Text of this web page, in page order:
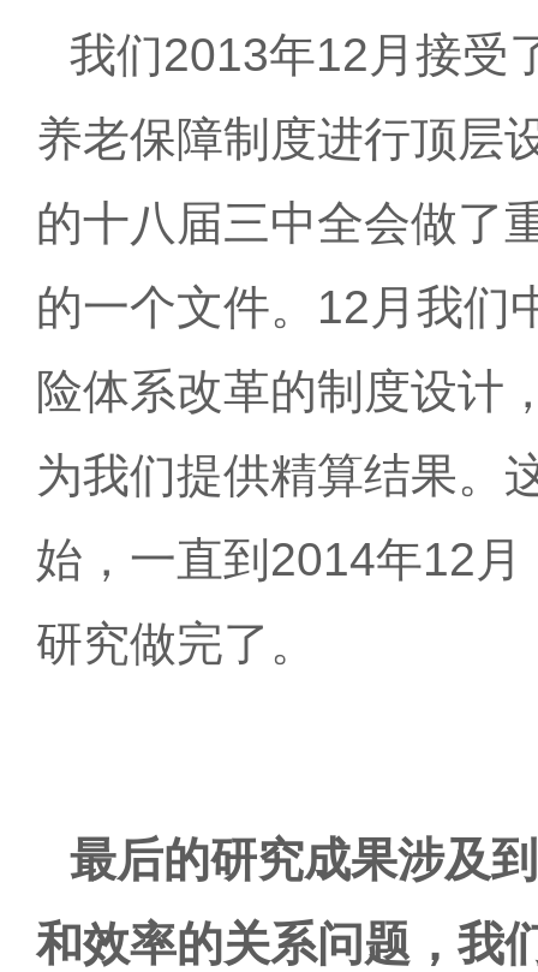
我们2013年12月接受
养老保障制度进行顶层
的十八届三中全会做了
的一个文件。12月我们
险体系改革的制度设计
为我们提供精算结果。
始，一直到2014年12
研究做完了。
最后的研究成果涉及
和效率的关系问题，我